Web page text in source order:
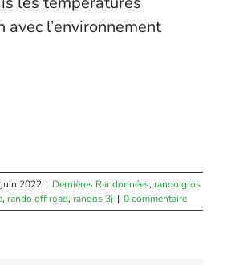
avec l’environnement
2022 | Dernières Randonnées, rando gros
, rando off road, randos 3j | 0 commentaire